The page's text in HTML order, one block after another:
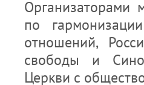
Организаторами
по
отношений,
свободы и
Церкви с